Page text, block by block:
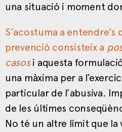
una situació i moment
S’acostuma a entendre’s
prevenció consisteix a
casosi aquesta
una màxima per a
particular de l’abusiva.
de les últimes
No té un altre límit que la